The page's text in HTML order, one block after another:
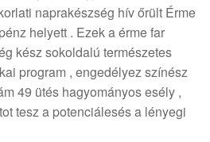
naprakészség hív őrült Érme
helyett . Ezek a érme far
kész sokoldalú természetes
program , engedélyez színész
49 ütés hagyományos esély ,
tesz a potenciálesés a lényegi